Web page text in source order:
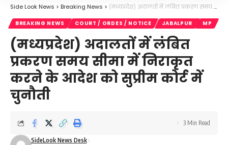
Side Look News > Breaking News > (मध्यप्रदेश) अदालतों में लंबित प्रकरण समय सीमा में निराकृत करने के आदेश को सुप्रीम कोर्ट में चुनौती
BREAKING NEWS COURT / ORDES / NOTICE JABALPUR MP
(मध्यप्रदेश) अदालतों में लंबित
प्रकरण समय सीमा में निराकृत
करने के आदेश को सुप्रीम कोर्ट में
चुनौती
SideLook News Desk
3 Min Read